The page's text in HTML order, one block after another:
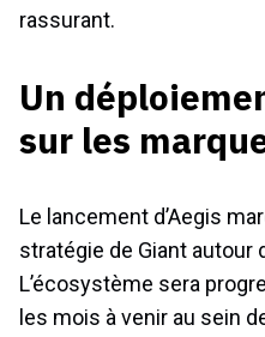
rassurant.
Un
sur les
Le lancement d’Aegis
stratégie de Giant autour
L’écosystème sera
les mois à venir au sein